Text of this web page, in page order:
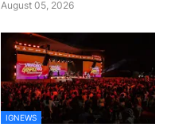
August 05, 2026
IGNEWS